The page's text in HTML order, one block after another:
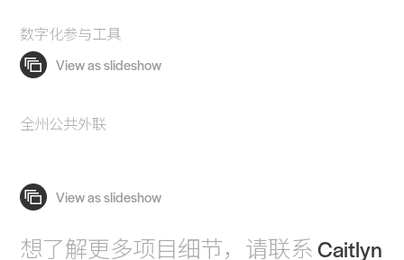
数字化参与工具
全州公共外联
想了解更多项目细节，请联系Caitlyn